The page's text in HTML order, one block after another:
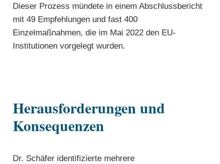
Dieser Prozess mündete in einem Abschlussbericht
mit 49 Empfehlungen und fast 400
Einzelmaßnahmen, die im Mai 2022 den EU-
Institutionen vorgelegt wurden.
Herausforderungen und
Konsequenzen
Dr. Schäfer identifizierte mehrere